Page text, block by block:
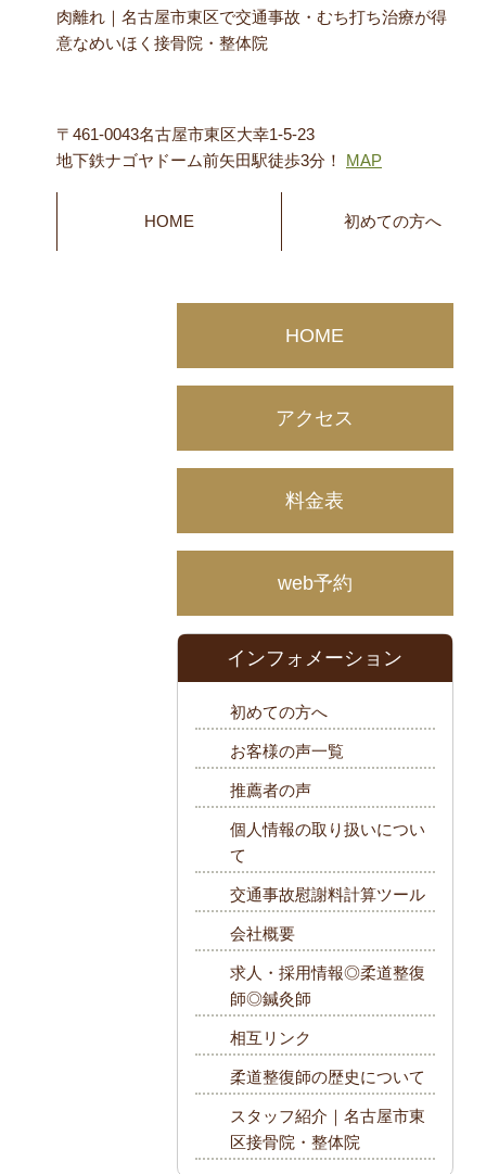
肉離れ｜名古屋市東区で交通事故・むち打ち治療が得
意なめいほく接骨院・整体院
〒461-0043名古屋市東区大幸1-5-23
地下鉄ナゴヤドーム前矢田駅徒歩3分！ MAP
HOME 初めての方へ
HOME
アクセス
料金表
web予約
インフォメーション
初めての方へ
お客様の声一覧
推薦者の声
個人情報の取り扱いについ
て
交通事故慰謝料計算ツール
会社概要
求人・採用情報◎柔道整復
師◎鍼灸師
相互リンク
柔道整復師の歴史について
スタッフ紹介｜名古屋市東
区接骨院・整体院